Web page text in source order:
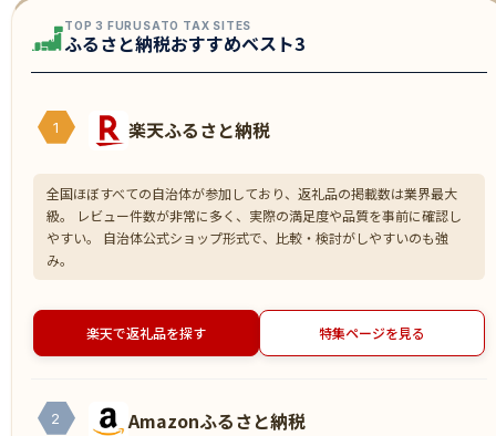
TOP 3 FURUSATO TAX SITES
ふるさと納税おすすめベスト3
1 楽天ふるさと納税
全国ほぼすべての自治体が参加しており、返礼品の掲載数は業界最大
級。 レビュー件数が非常に多く、実際の満足度や品質を事前に確認し
やすい。 自治体公式ショップ形式で、比較・検討がしやすいのも強
み。
楽天で返礼品を探す 特集ページを見る
2 Amazonふるさと納税